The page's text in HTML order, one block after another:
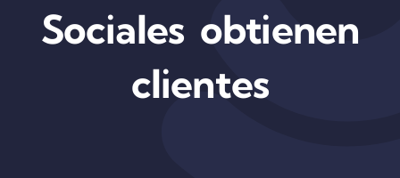
Sociales obtienen
clientes